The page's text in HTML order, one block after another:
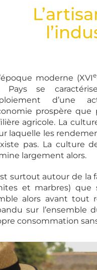
et...
moderne (XVIe
Pays se
d’une
prospère que
agricole. La
laquelle les
pas. La culture
largement alors.
surtout autour de la
et marbres) que
alors avant tout
sur l’ensemble
consommation